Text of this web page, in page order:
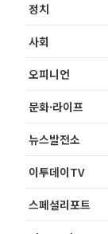
정치
사회
오피니언
문화·라이프
뉴스발전소
이투데이TV
스페셜리포트